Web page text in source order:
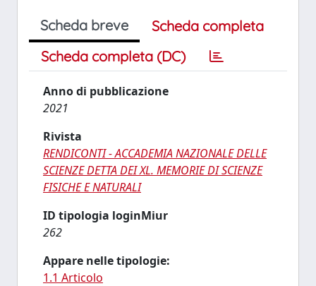
Scheda breve
Scheda completa
Scheda completa (DC)
Anno di pubblicazione
2021
Rivista
RENDICONTI - ACCADEMIA NAZIONALE DELLE
SCIENZE DETTA DEI XL. MEMORIE DI SCIENZE
FISICHE E NATURALI
ID tipologia loginMiur
262
Appare nelle tipologie:
1.1 Articolo